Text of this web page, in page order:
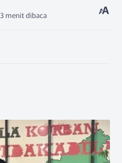
3 menit dibaca